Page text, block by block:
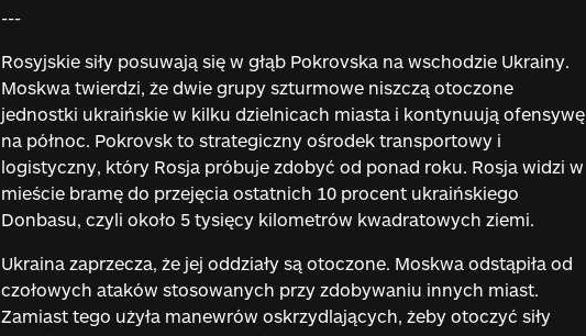
---
Rosyjskie siły posuwają się w głąb Pokrovska na wschodzie Ukrainy.
Moskwa twierdzi, że dwie grupy szturmowe niszczą otoczone
jednostki ukraińskie w kilku dzielnicach miasta i kontynuują ofensywę
na północ. Pokrovsk to strategiczny ośrodek transportowy i
logistyczny, który Rosja próbuje zdobyć od ponad roku. Rosja widzi w
mieście bramę do przejęcia ostatnich 10 procent ukraińskiego
Donbasu, czyli około 5 tysięcy kilometrów kwadratowych ziemi.
Ukraina zaprzecza, że jej oddziały są otoczone. Moskwa odstąpiła od
czołowych ataków stosowanych przy zdobywaniu innych miast.
Zamiast tego użyła manewrów oskrzydlających, żeby otoczyć siły